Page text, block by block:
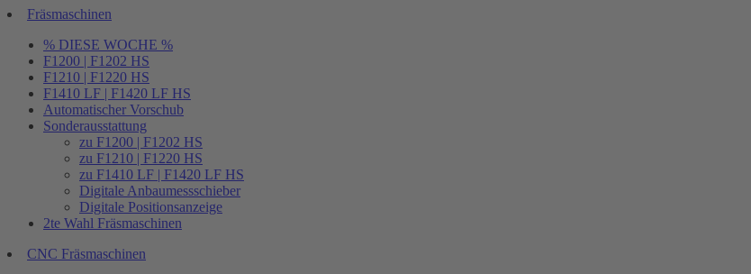
Fräsmaschinen
% DIESE WOCHE %
F1200 | F1202 HS
F1210 | F1220 HS
F1410 LF | F1420 LF HS
Automatischer Vorschub
Sonderausstattung
zu F1200 | F1202 HS
zu F1210 | F1220 HS
zu F1410 LF | F1420 LF HS
Digitale Anbaumessschieber
Digitale Positionsanzeige
2te Wahl Fräsmaschinen
CNC Fräsmaschinen